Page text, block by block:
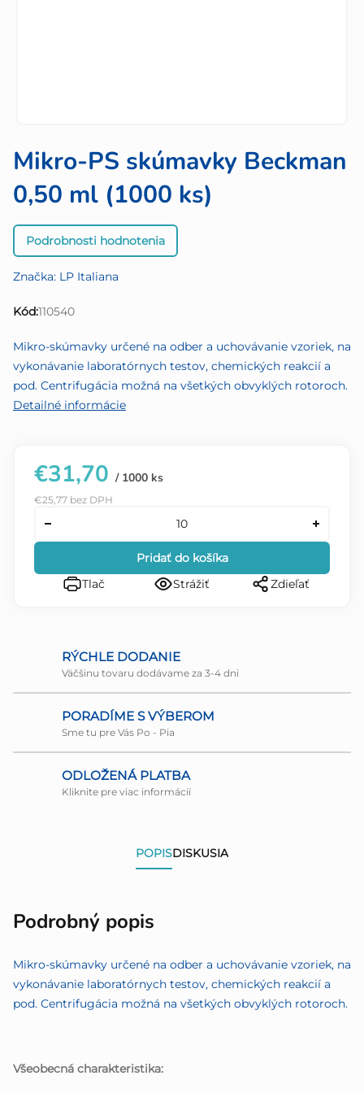
Mikro-PS skúmavky Beckman
0,50 ml (1000 ks)
Priemerné
hodnotenie
je
0,0
5
hviezdičiek.
Podrobnosti hodnotenia
Značka: LP Italiana
Kód:110540
Mikro-skúmavky určené na odber a uchovávanie vzoriek, na
vykonávanie laboratórnych testov, chemických reakcií a
pod. Centrifugácia možná na všetkých obvyklých rotoroch.
Detailné informácie
€31,70 / 1000 ks
€25,77 bez DPH
Pridať do košíka
Tlač
Strážiť Zdieľať
RÝCHLE DODANIE
Väčšinu tovaru dodávame za 3-4 dni
PORADÍME S VÝBEROM
Sme tu pre Vás Po - Pia
ODLOŽENÁ PLATBA
Kliknite pre viac informácií
POPISDISKUSIA
Podrobný popis
Mikro-skúmavky určené na odber a uchovávanie vzoriek, na
vykonávanie laboratórnych testov, chemických reakcií a
pod. Centrifugácia možná na všetkých obvyklých rotoroch.
Všeobecná charakteristika: